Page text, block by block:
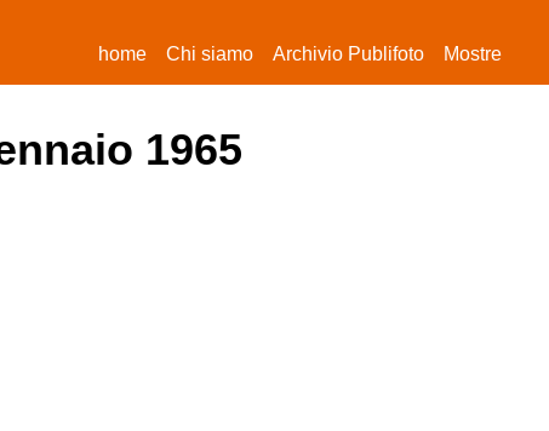
home(current)
Chi siamo Archivio Publifoto Mostre
1965